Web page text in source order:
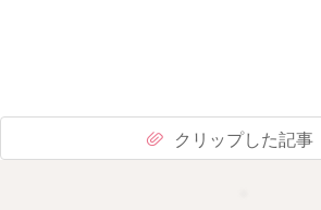
クリップした記事